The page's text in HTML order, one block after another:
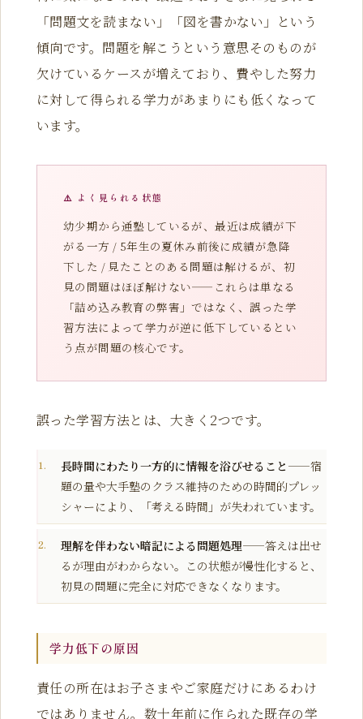
「問題文を読まない」「図を書かない」という
傾向です。問題を解こうという意思そのものが
欠けているケースが増えており、費やした努力
に対して得られる学力があまりにも低くなって
います。
⚠️ よく見られる状態
幼少期から通塾しているが、最近は成績が下
がる一方 / 5年生の夏休み前後に成績が急降
下した / 見たことのある問題は解けるが、初
見の問題はほぼ解けない——これらは単なる
「詰め込み教育の弊害」ではなく、誤った学
習方法によって学力が逆に低下しているとい
う点が問題の核心です。
誤った学習方法とは、大きく2つです。
長時間にわたり一方的に情報を浴びせること——宿
題の量や大手塾のクラス維持のための時間的プレッ
シャーにより、「考える時間」が失われています。
理解を伴わない暗記による問題処理——答えは出せ
るが理由がわからない。この状態が慢性化すると、
初見の問題に完全に対応できなくなります。
学力低下の原因
責任の所在はお子さまやご家庭だけにあるわけ
ではありません。数十年前に作られた既存の学